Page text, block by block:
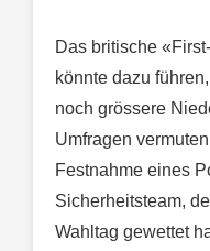
Das britische
könnte dazu
noch grössere
Umfragen
Festnahme eines
Sicherheitsteam,
Wahltag gewettet